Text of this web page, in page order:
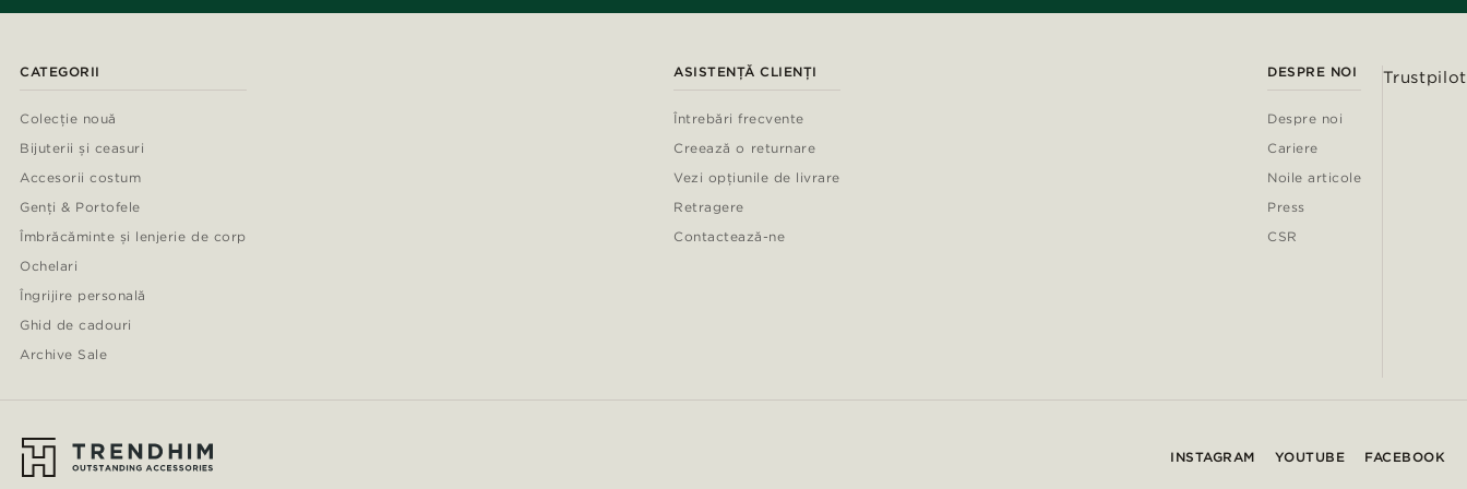
CATEGORII
Colecție nouă
Bijuterii și ceasuri
Accesorii costum
Genți & Portofele
Îmbrăcăminte și lenjerie de corp
Ochelari
Îngrijire personală
Ghid de cadouri
Archive Sale
ASISTENȚĂ CLIENȚI
Întrebări frecvente
Creează o returnare
Vezi opțiunile de livrare
Retragere
Contactează-ne
DESPRE NOI
Despre noi
Cariere
Noile articole
Press
CSR
Trustpilot
INSTAGRAM YOUTUBE FACEBOOK